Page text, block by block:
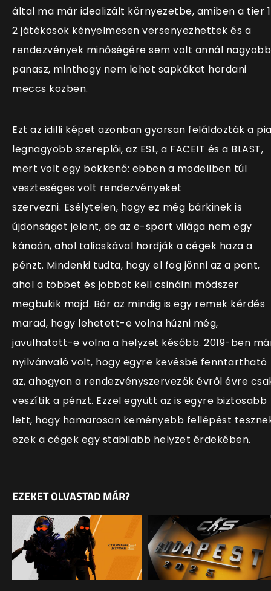
által ma már idealizált környezetbe, amiben a tier
2 játékosok kényelmesen versenyezhettek és a
rendezvények minőségére sem volt annál nagyobb
panasz, minthogy nem lehet sapkákat hordani
meccs közben.
Ezt az idilli képet azonban gyorsan feláldozták a
legnagyobb szereplői, az ESL, a FACEIT és a BLAST,
mert volt egy bökkenő: ebben a modellben túl
veszteséges volt rendezvényeket
szervezni. Esélytelen, hogy ez még bárkinek is
újdonságot jelent, de az e-sport világa nem egy
kánaán, ahol talicskával hordják a cégek haza a
pénzt. Mindenki tudta, hogy el fog jönni az a pont,
ahol a többet és jobbat kell csinálni módszer
megbukik majd. Bár az mindig is egy remek kérdés
marad, hogy lehetett-e volna húzni még,
javulhatott-e volna a helyzet később. 2019-ben
nyilvánvaló volt, hogy egyre kevésbé fenntartható
az, ahogyan a rendezvényszervezők évről évre
veszítik a pénzt. Ezzel együtt az is egyre biztosabb
lett, hogy hamarosan keményebb fellépést
ezek a cégek egy stabilabb helyzet érdekében.
EZEKET OLVASTAD MÁR?